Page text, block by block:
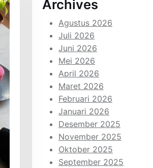
Archives
Agustus 2026
Juli 2026
Juni 2026
Mei 2026
April 2026
Maret 2026
Februari 2026
Januari 2026
Desember 2025
November 2025
Oktober 2025
September 2025